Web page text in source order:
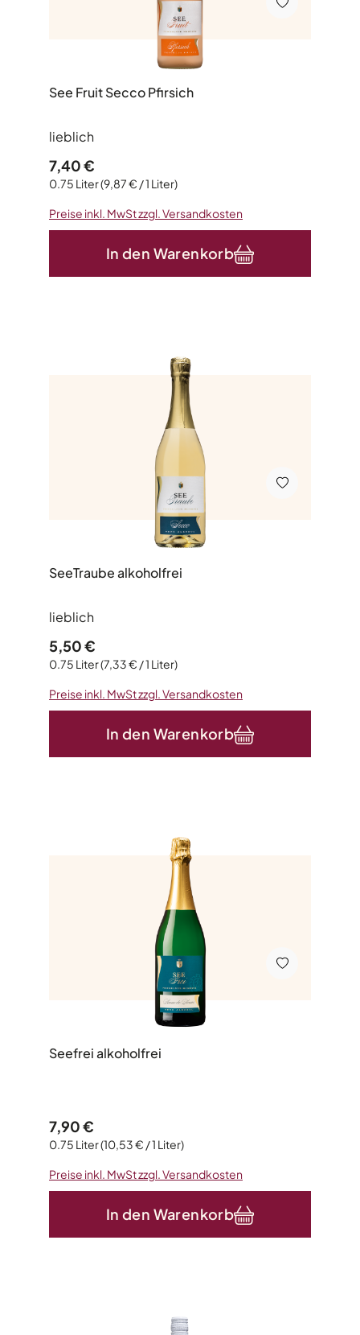
See Fruit Secco Pfirsich
lieblich
0.75 Liter(9,87 € / 1 Liter)
Regulärer Preis:
7,40 €
Preise inkl. MwSt zzgl. Versandkosten
In den Warenkorb
SeeTraube alkoholfrei
lieblich
0.75 Liter(7,33 € / 1 Liter)
Regulärer Preis:
5,50 €
Preise inkl. MwSt zzgl. Versandkosten
In den Warenkorb
Seefrei alkoholfrei
0.75 Liter(10,53 € / 1 Liter)
Regulärer Preis:
7,90 €
Preise inkl. MwSt zzgl. Versandkosten
In den Warenkorb